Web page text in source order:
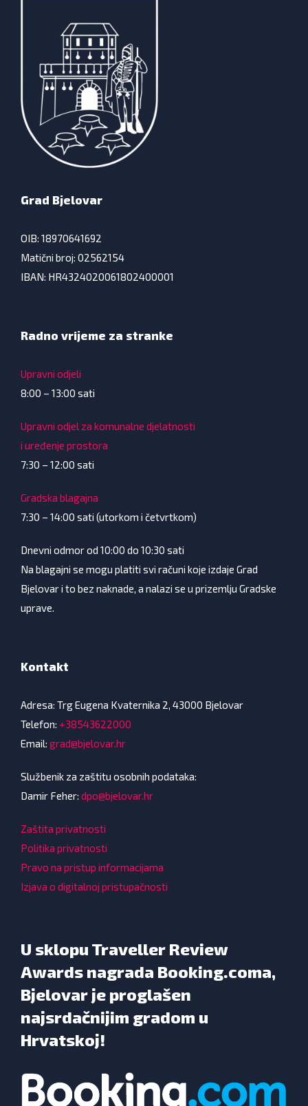
Grad Bjelovar
OIB: 18970641692
Matični broj: 02562154
IBAN: HR4324020061802400001
Radno vrijeme za stranke
Upravni odjeli
8:00 – 13:00 sati
Upravni odjel za komunalne djelatnosti
i uređenje prostora
7:30 – 12:00 sati
Gradska blagajna
7:30 – 14:00 sati (utorkom i četvrtkom)
Dnevni odmor od 10:00 do 10:30 sati
Na blagajni se mogu platiti svi računi koje izdaje Grad
Bjelovar i to bez naknade, a nalazi se u prizemlju Gradske
uprave.
Kontakt
Adresa: Trg Eugena Kvaternika 2, 43000 Bjelovar
Telefon: +38543622000
Email: grad@bjelovar.hr
Službenik za zaštitu osobnih podataka:
Damir Feher: dpo@bjelovar.hr
Zaštita privatnosti
Politika privatnosti
Pravo na pristup informacijama
Izjava o digitalnoj pristupačnosti
U sklopu Traveller Review
Awards nagrada Booking.coma,
Bjelovar je proglašen
najsrdačnijim gradom u
Hrvatskoj!